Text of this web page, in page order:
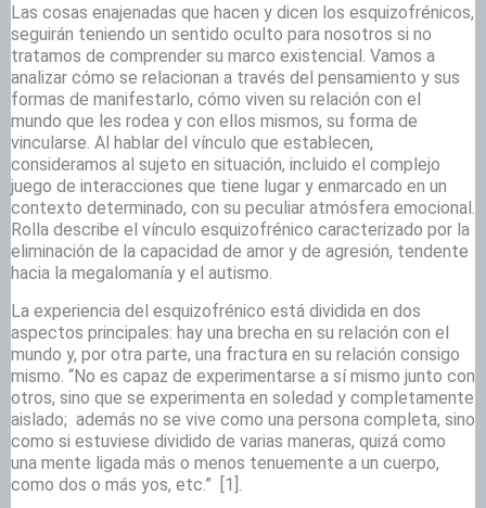
Las cosas enajenadas que hacen y dicen los esquizofrénicos,
seguirán teniendo un sentido oculto para nosotros si no
tratamos de comprender su marco existencial. Vamos a
analizar cómo se relacionan a través del pensamiento y sus
formas de manifestarlo, cómo viven su relación con el
mundo que les rodea y con ellos mismos, su forma de
vincularse. Al hablar del vínculo que establecen,
consideramos al sujeto en situación, incluido el complejo
juego de interacciones que tiene lugar y enmarcado en un
contexto determinado, con su peculiar atmósfera emocional.
Rolla describe el vínculo esquizofrénico caracterizado por la
eliminación de la capacidad de amor y de agresión, tendente
hacia la megalomanía y el autismo.
La experiencia del esquizofrénico está dividida en dos
aspectos principales: hay una brecha en su relación con el
mundo y, por otra parte, una fractura en su relación consigo
mismo. “No es capaz de experimentarse a sí mismo junto con
otros, sino que se experimenta en soledad y completamente
aislado; además no se vive como una persona completa, sino
como si estuviese dividido de varias maneras, quizá como
una mente ligada más o menos tenuemente a un cuerpo,
como dos o más yos, etc.”
[1].